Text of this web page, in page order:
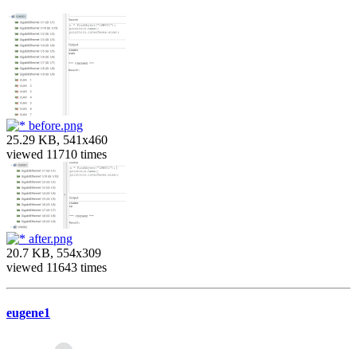
before.png
25.29 KB, 541x460
viewed 11710 times
after.png
20.7 KB, 554x309
viewed 11643 times
eugene1